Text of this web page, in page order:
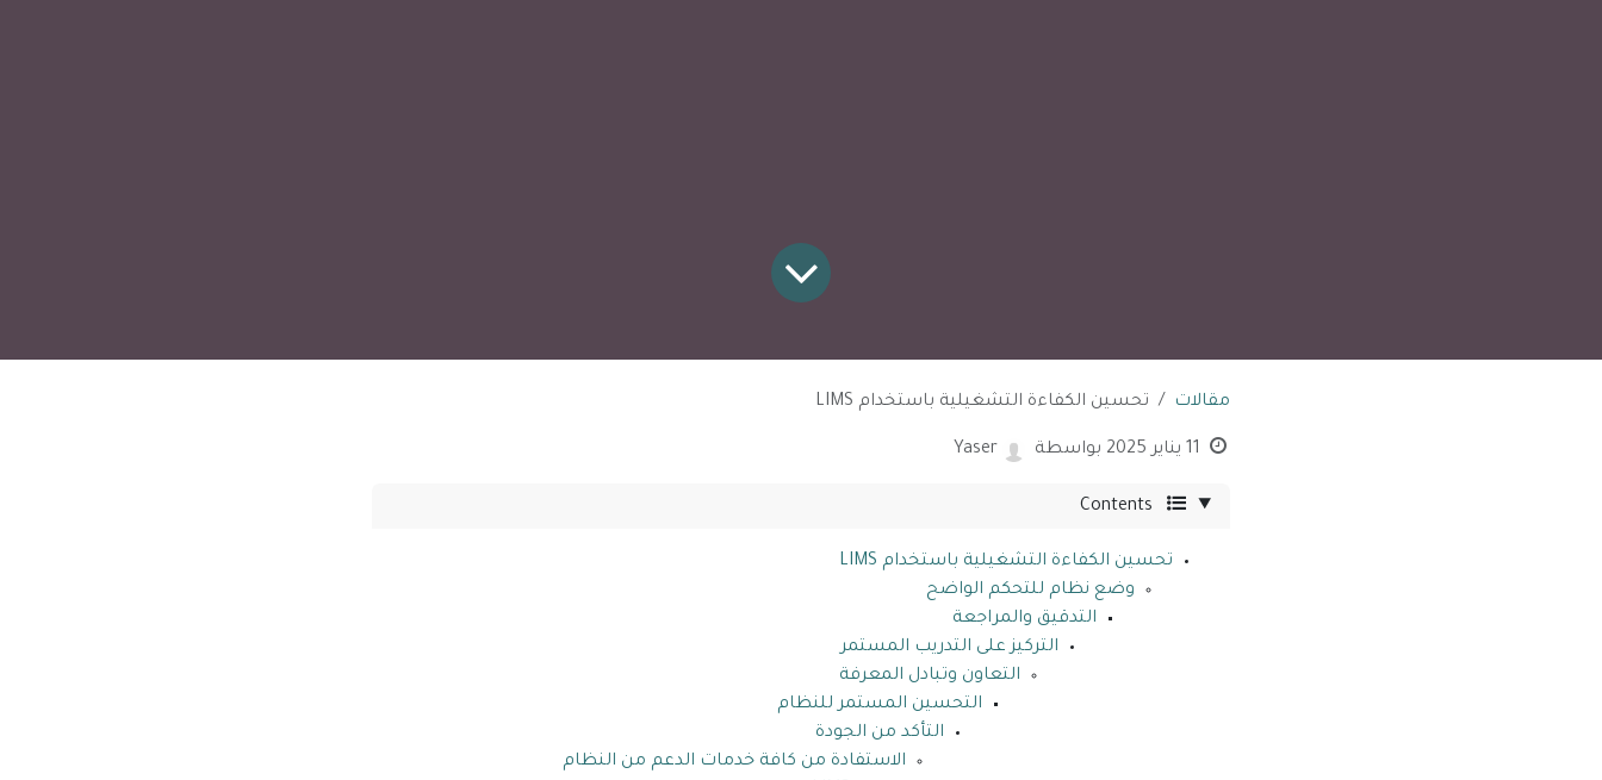
مقالات تحسين الكفاءة التشغيلية باستخدام LIMS
11 يناير 2025 بواسطة Yaser
Contents
تحسين الكفاءة التشغيلية باستخدام LIMS
وضع نظام للتحكم الواضح
التدقيق والمراجعة
التركيز على التدريب المستمر
التعاون وتبادل المعرفة
التحسين المستمر للنظام
التأكد من الجودة
الاستفادة من كافة خدمات الدعم من النظام